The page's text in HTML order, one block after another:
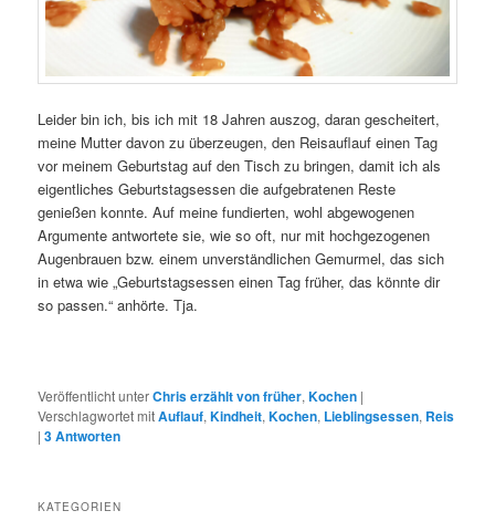
Leider bin ich, bis ich mit 18 Jahren auszog, daran gescheitert,
meine Mutter davon zu überzeugen, den Reisauflauf einen Tag
vor meinem Geburtstag auf den Tisch zu bringen, damit ich als
eigentliches Geburtstagsessen die aufgebratenen Reste
genießen konnte. Auf meine fundierten, wohl abgewogenen
Argumente antwortete sie, wie so oft, nur mit hochgezogenen
Augenbrauen bzw. einem unverständlichen Gemurmel, das sich
in etwa wie „Geburtstagsessen einen Tag früher, das könnte dir
so passen.“ anhörte. Tja.
Veröffentlicht unterChris erzählt von früher,Kochen |
Verschlagwortet mitAuflauf,Kindheit,Kochen, Lieblingsessen, Reis
|3Antworten
KATEGORIEN